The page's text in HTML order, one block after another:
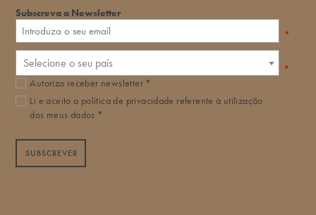
Subscreva a Newsletter
*
Selecione o seu país *
Autorizo receber newsletter *
Li e aceito a política de privacidade referente à utilização
dos meus dados *
SUBSCREVER